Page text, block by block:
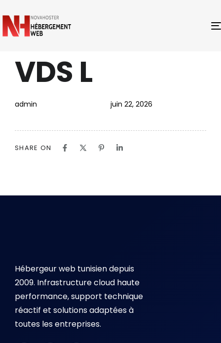
IN:
VDS L
Author
admin
Published
on:
juin 22, 2026
SHARE ON
Hébergeur web tunisien depuis
2009. Infrastructure cloud haute
performance, support technique
réactif et solutions adaptées à
toutes les entreprises.